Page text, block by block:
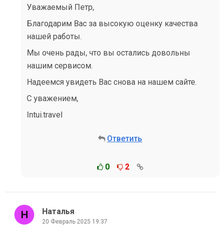
Уважаемый Петр,
Благодарим Вас за высокую оценку качества
нашей работы.
Мы очень рады, что вы остались довольны
нашим сервисом.
Надеемся увидеть Вас снова на нашем сайте.
С уважением,
Intui.travel
Ответить
0 2
Наталья
20 Февраль 2025 19:37